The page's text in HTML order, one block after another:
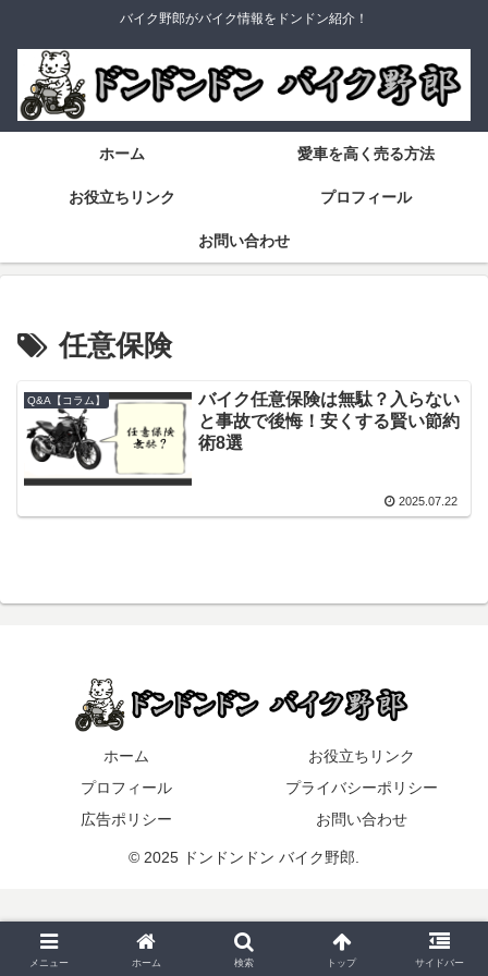
バイク野郎がバイク情報をドンドン紹介！
ホーム 愛車を高く売る方法
お役立ちリンク プロフィール
お問い合わせ
任意保険
Q&A【コラム】
バイク任意保険は無駄？入らない
と事故で後悔！安くする賢い節約
術8選
2025.07.22
ホーム
お役立ちリンク
プロフィール
プライバシーポリシー
広告ポリシー
お問い合わせ
© 2025 ドンドンドン バイク野郎.
メニュー ホーム 検索 トップ サイドバー